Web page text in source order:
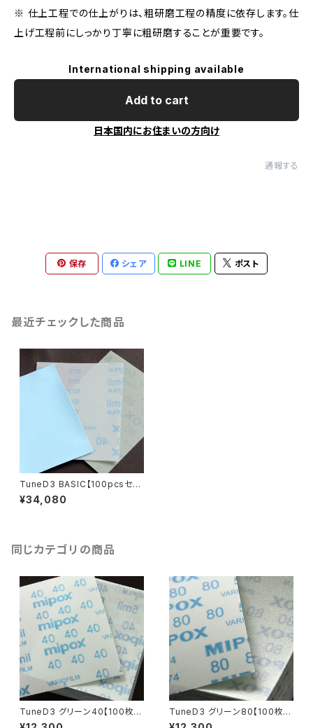
※ 仕上工程での仕上がりは、粗研磨工程の精度に依存します。仕
上げ工程前にしっかり丁寧に粗研磨することが重要です。
International shipping available
Add to cart
日本国内にお住まいの方向け
通報する
保存 シェア LINE ポスト
最近チェックした商品
TuneD3 BASIC【100pcsセッ
ト／計300枚入】
¥34,080
同じカテゴリの商品
TuneD3 グリーン40【100枚
入】
TuneD3 グリーン80【100枚
入】